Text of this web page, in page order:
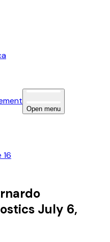
Open menu
July 6,